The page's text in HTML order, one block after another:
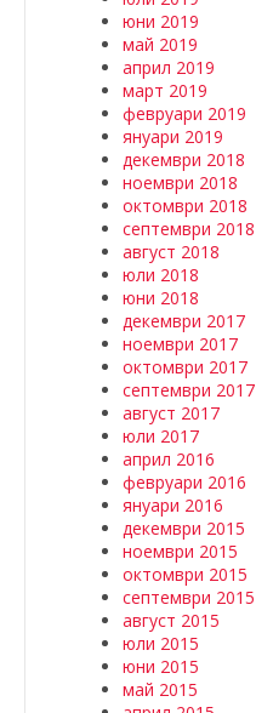
юни 2019
май 2019
април 2019
март 2019
февруари 2019
януари 2019
декември 2018
ноември 2018
октомври 2018
септември 2018
август 2018
юли 2018
юни 2018
декември 2017
ноември 2017
октомври 2017
септември 2017
август 2017
юли 2017
април 2016
февруари 2016
януари 2016
декември 2015
ноември 2015
октомври 2015
септември 2015
август 2015
юли 2015
юни 2015
май 2015